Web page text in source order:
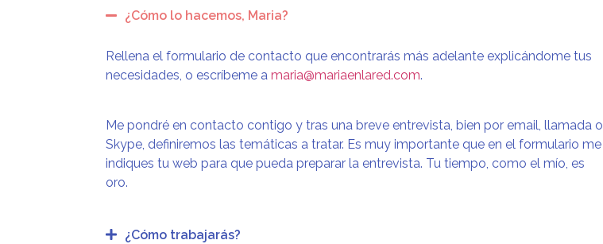
¿Cómo lo hacemos, Maria?
Rellena el formulario de contacto que encontrarás más adelante explicándome tus
necesidades, o escríbeme a maria@mariaenlared.com.
Me pondré en contacto contigo y tras una breve entrevista, bien por email, llamada o
Skype, definiremos las temáticas a tratar. Es muy importante que en el formulario me
indiques tu web para que pueda preparar la entrevista. Tu tiempo, como el mío, es
oro.
¿Cómo trabajarás?